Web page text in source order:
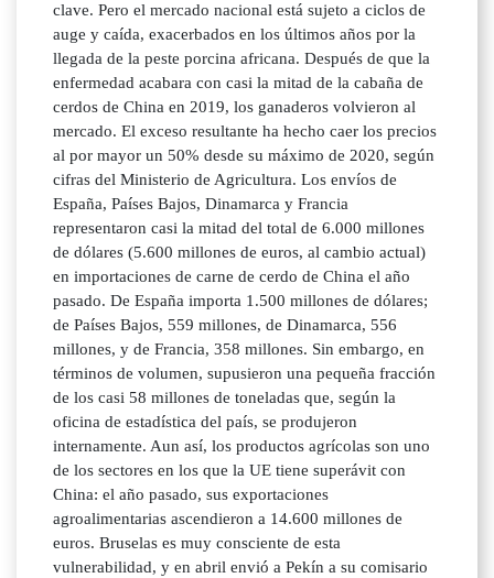
clave. Pero el mercado nacional está sujeto a ciclos de
auge y caída, exacerbados en los últimos años por la
llegada de la peste porcina africana. Después de que la
enfermedad acabara con casi la mitad de la cabaña de
cerdos de China en 2019, los ganaderos volvieron al
mercado. El exceso resultante ha hecho caer los precios
al por mayor un 50% desde su máximo de 2020, según
cifras del Ministerio de Agricultura. Los envíos de
España, Países Bajos, Dinamarca y Francia
representaron casi la mitad del total de 6.000 millones
de dólares (5.600 millones de euros, al cambio actual)
en importaciones de carne de cerdo de China el año
pasado. De España importa 1.500 millones de dólares;
de Países Bajos, 559 millones, de Dinamarca, 556
millones, y de Francia, 358 millones. Sin embargo, en
términos de volumen, supusieron una pequeña fracción
de los casi 58 millones de toneladas que, según la
oficina de estadística del país, se produjeron
internamente. Aun así, los productos agrícolas son uno
de los sectores en los que la UE tiene superávit con
China: el año pasado, sus exportaciones
agroalimentarias ascendieron a 14.600 millones de
euros. Bruselas es muy consciente de esta
vulnerabilidad, y en abril envió a Pekín a su comisario